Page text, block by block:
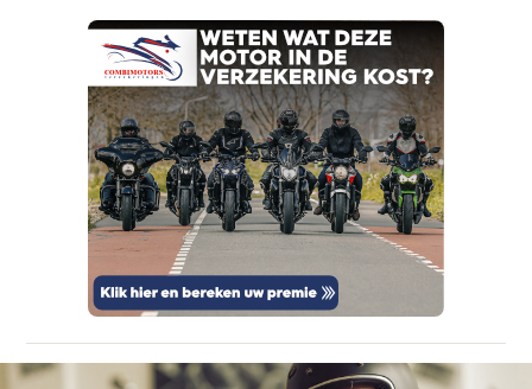
om je aanvraag zo goed mogelijk bij de
aanbieder te brengen. Lees hier meer over in
onzeprivacyverklaring .
Verstuur mijn vraag
viaBOVAG.nl verwerkt je persoonsgegevens
om je aanvraag zo goed mogelijk bij de
aanbieder te brengen. Lees hier meer over in
onzeprivacyverklaring .
Stuur mijn bevinding door